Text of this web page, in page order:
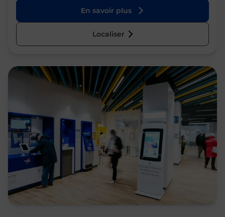
En savoir plus
Localiser